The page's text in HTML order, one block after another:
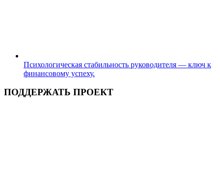
Психологическая стабильность руководителя — ключ к
финансовому успеху.
ПОДДЕРЖАТЬ ПРОЕКТ